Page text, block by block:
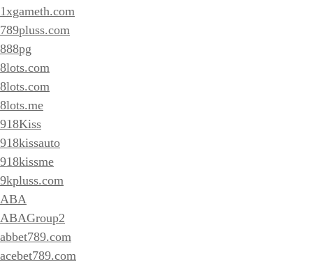
1xgameth.com
789pluss.com
888pg
8lots.com
8lots.com
8lots.me
918Kiss
918kissauto
918kissme
9kpluss.com
ABA
ABAGroup2
abbet789.com
acebet789.com